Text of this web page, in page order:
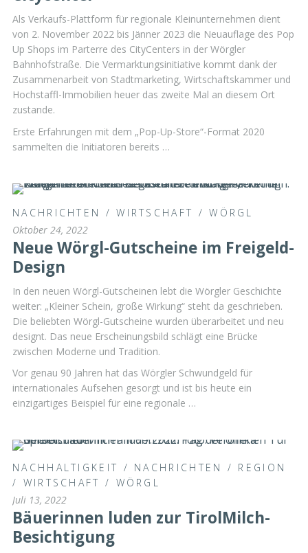
Als Verkaufs-Plattform für regionale Kleinunternehmen dient
von 2. November 2022 bis Jänner 2023 die Neuauflage des Pop
Up Shops im Parterre des CityCenters in der Wörgler
Bahnhofstraße. Die Vermarktungsinitiative kommt dank der
Zusammenarbeit von Stadtmarketing, Wirtschaftskammer und
Hochstaffl-Immobilien heuer das zweite Mal an diesem Ort
zustande.
Erste Erfahrungen mit dem „Pop-Up-Store“-Format 2020
sammelten die Initiatoren bereits …
NACHRICHTEN /WIRTSCHAFT /WÖRGL
Oktober 24, 2022
Neue Wörgl-Gutscheine im Freigeld-
Design
In den neuen Wörgl-Gutscheinen lebt die Wörgler Geschichte
weiter: „Kleiner Schein, große Wirkung“ steht da geschrieben.
Die beliebten Wörgl-Gutscheine wurden überarbeitet und neu
designt. Das neue Erscheinungsbild schlägt eine Brücke
zwischen Moderne und Tradition.
Vor genau 90 Jahren hat das Wörgler Schwundgeld für
internationales Aufsehen gesorgt und ist bis heute ein
einzigartiges Beispiel für eine regionale …
NACHHALTIGKEIT / NACHRICHTEN / REGION
/ WIRTSCHAFT / WÖRGL
Juli 13, 2022
Bäuerinnen luden zur TirolMilch-
Besichtigung